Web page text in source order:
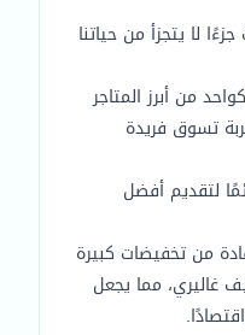
لا يتجزأ من حياتنا
من أبرز المتاجر
تسوق فريدة
لتقديم أفضل
من تخفيضات كبيرة
غاليري، مما يجعل